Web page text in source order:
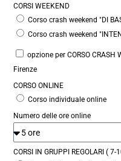
CORSI WEEKEND
Corso crash weekend "DI
Corso crash weekend
opzione per CORSO
Firenze
CORSO ONLINE
Corso individuale online
Numero delle ore online
CORSI IN GRUPPI REGOLARI (